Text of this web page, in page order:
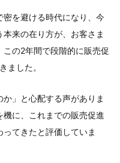
密を避ける時代になり、今
来の在り方が、お客さま
の2年間で段階的に販売促
ました。
」と心配する声がありま
機に、これまでの販売促進
てきたと評価していま